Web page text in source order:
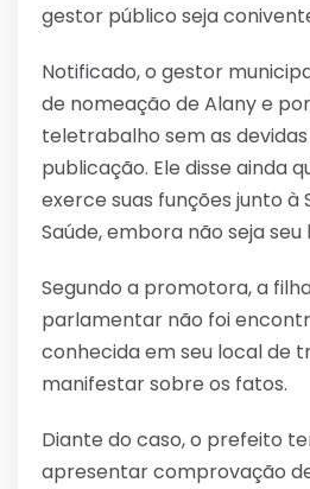
gestor público seja
Notificado, o gestor
de nomeação de Alany e
teletrabalho sem as
publicação. Ele disse ainda
exerce suas funções junto à
Saúde, embora não seja
Segundo a promotora, a
parlamentar não foi
conhecida em seu local de
manifestar sobre os fatos.
Diante do caso, o prefeito
apresentar comprovação